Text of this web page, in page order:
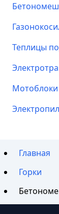
Теплицы
Мотоблоки
Главная
Горки